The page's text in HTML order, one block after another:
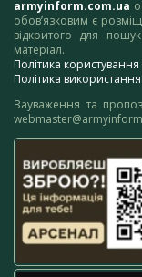
armyinform.com.ua
обов’язковим є
відкритого для
матеріал.
Політика
Політика
Зауваження та